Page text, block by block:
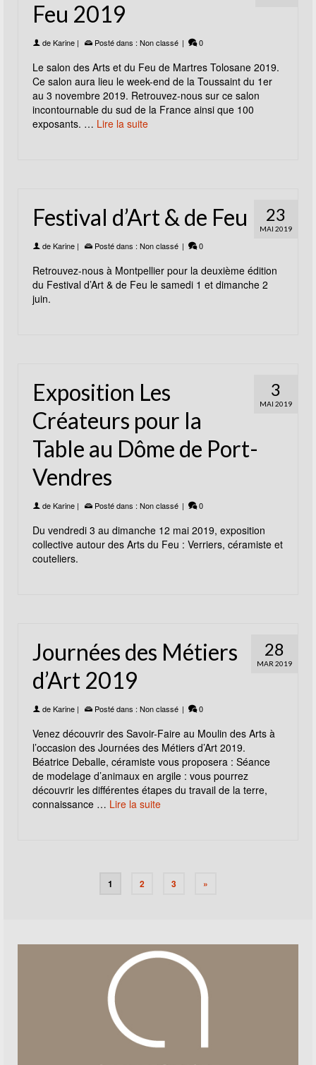
Feu 2019
deKarine | Posté dans : Non classé | 0
Le salon des Arts et du Feu de Martres Tolosane 2019.
Ce salon aura lieu le week-end de la Toussaint du 1er
au 3 novembre 2019. Retrouvez-nous sur ce salon
incontournable du sud de la France ainsi que 100
exposants. … Lire la suite
23
MAI 2019
Festival d’Art & de Feu
deKarine | Posté dans : Non classé | 0
Retrouvez-nous à Montpellier pour la deuxième édition
du Festival d’Art & de Feu le samedi 1 et dimanche 2
juin.
3
MAI 2019
Exposition Les
Créateurs pour la
Table au Dôme de Port-
Vendres
deKarine | Posté dans : Non classé | 0
Du vendredi 3 au dimanche 12 mai 2019, exposition
collective autour des Arts du Feu : Verriers, céramiste et
couteliers.
28
MAR 2019
Journées des Métiers
d’Art 2019
deKarine | Posté dans : Non classé | 0
Venez découvrir des Savoir-Faire au Moulin des Arts à
l’occasion des Journées des Métiers d’Art 2019.
Béatrice Deballe, céramiste vous proposera : Séance
de modelage d’animaux en argile : vous pourrez
découvrir les différentes étapes du travail de la terre,
connaissance … Lire la suite
1 2 3 »